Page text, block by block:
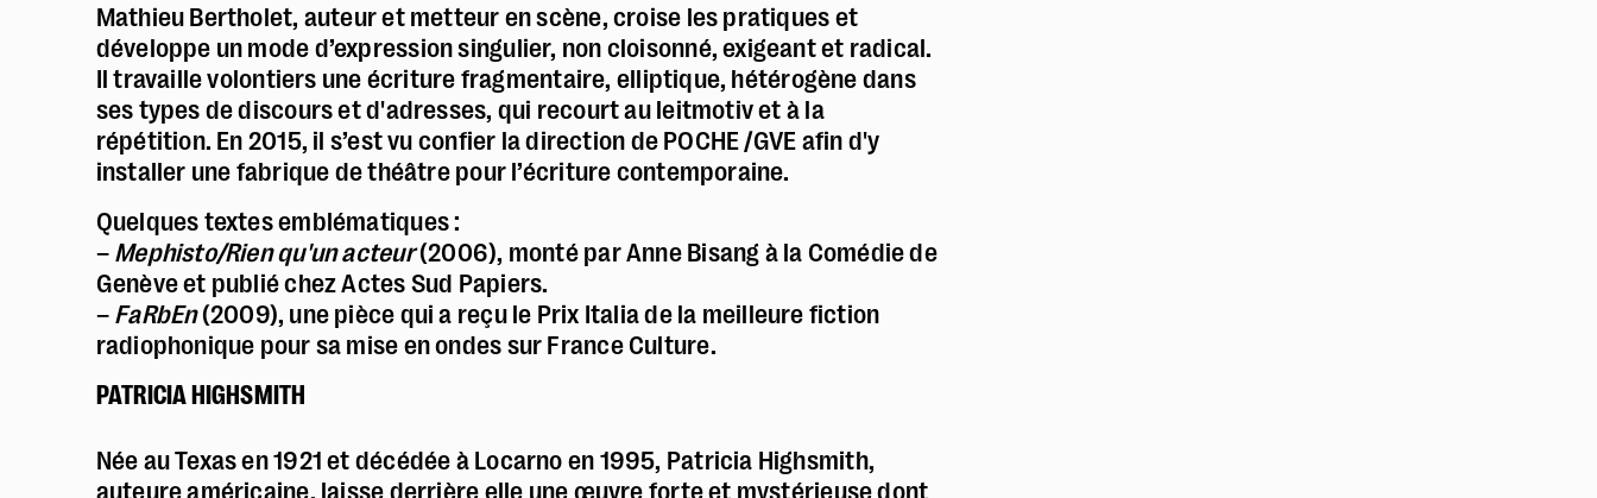
Police dyslexie :non
Taille du texte :
Mathieu Bertholet, auteur et metteur en scène, croise les pratiques et
développe un mode d’expression singulier, non cloisonné, exigeant et radical.
Il travaille volontiers une écriture fragmentaire, elliptique, hétérogène dans
ses types de discours et d'adresses, qui recourt au leitmotiv et à la
répétition. En 2015, il s’est vu confier la direction de POCHE /GVE afin d'y
installer une fabrique de théâtre pour l’écriture contemporaine.
Quelques textes emblématiques :
– Mephisto/Rien qu'un acteur(2006), monté par Anne Bisang à la Comédie de
Genève et publié chez Actes Sud Papiers.
– FaRbEn(2009), une pièce qui a reçu le Prix Italia de la meilleure fiction
radiophonique pour sa mise en ondes sur France Culture.
PATRICIA HIGHSMITH
Née au Texas en 1921 et décédée à Locarno en 1995, Patricia Highsmith,
auteure américaine, laisse derrière elle une œuvre forte et mystérieuse dont